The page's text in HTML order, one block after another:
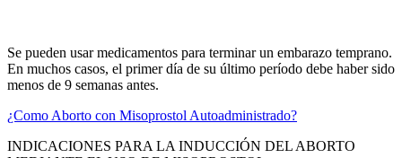
Se pueden usar medicamentos para terminar un embarazo temprano.
En muchos casos, el primer día de su último período debe haber sido
menos de 9 semanas antes.
¿Como Aborto con Misoprostol Autoadministrado?
INDICACIONES PARA LA INDUCCIÓN DEL ABORTO